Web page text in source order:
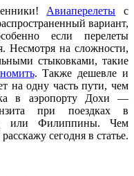
Авиаперелеты с
вариант,
если перелеты
Несмотря на сложности,
стыковками, такие
. Также дешевле и
на одну часть пути, чем
в аэропорту Дохи —
при поездках в
или Филиппины. Чем
сегодня в статье.